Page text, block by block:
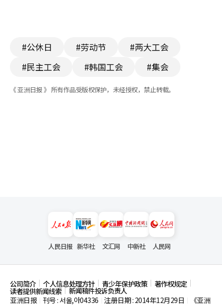
#公休日 #劳动节
#两大工会
#民主工会
#韩国工会 #集会
《 亚洲日报 》 所有作品受版权保护，未经授权，禁止转载。
人民日报 新华社 文汇网 中新社 人民网
公司简介 个人信息处理方针 青少年保护政策 著作权规定
读者提供新闻线索
新闻稿件投诉负责人
亚洲日报
刊号 : 서울,아04336 注册日期 : 2014年12月29日 《亚洲